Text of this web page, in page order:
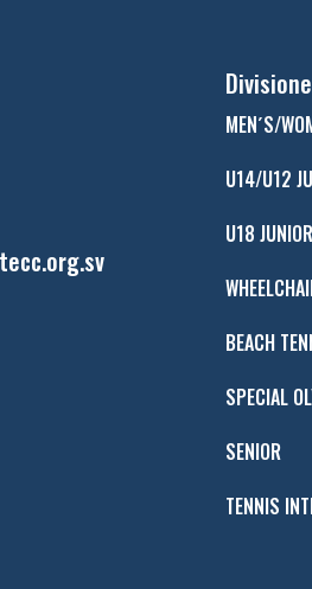
MEN´S/
U14/U12
U18 JUNIOR
BEACH
SPECIAL
SENIOR
TENNIS